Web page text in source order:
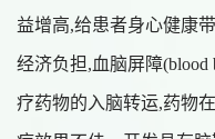
益增高,给患者身心健康
经济负担,血脑屏障(blood
疗药物的入脑转运,药物